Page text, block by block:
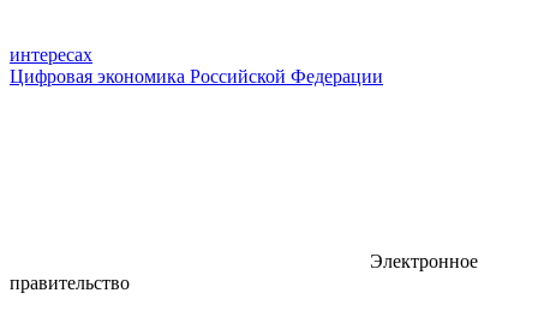
интересах
Цифровая экономика Российской Федерации
Электронное
правительство